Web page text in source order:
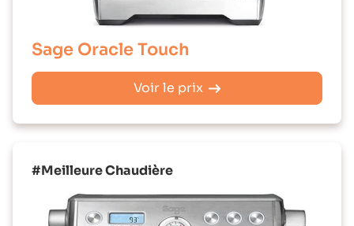
Sage Oracle Touch
Voir le prix
#Meilleure Chaudière